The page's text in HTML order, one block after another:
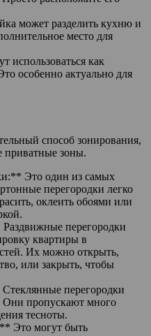
может разделить кухню и
место для
как
особенно актуально для
способ зонирования,
приватные зоны.
Это один из самых
перегородки легко
оклеить обоями или
перегородки
квартиры в
Их можно открыть,
или закрыть, чтобы
перегородки
Они пропускают много
тесноты.
Это могут быть